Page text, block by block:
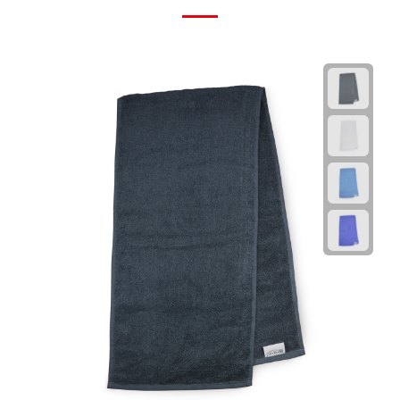
Fietsverlichting
Fiets reparatiesets
Drinkwaren
Drinkbekers